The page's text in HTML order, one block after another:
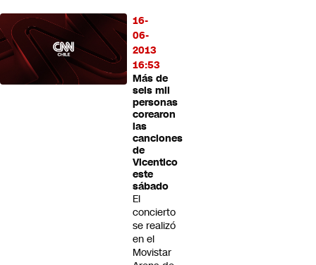
16-
06-
2013
16:53
Más de
seis mil
personas
corearon
las
canciones
de
Vicentico
este
sábado
El
concierto
se realizó
en el
Movistar